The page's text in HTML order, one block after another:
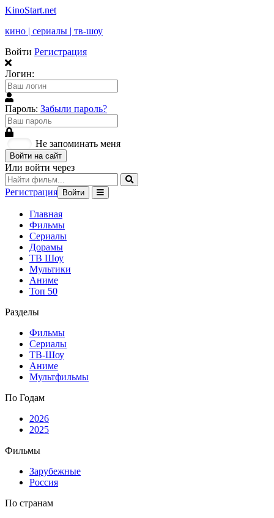
KinoStart.net
кино | сериалы | тв-шоу
Войти Регистрация
Логин:
Пароль: Забыли пароль?
Не запоминать меня
Войти на сайт
Или войти через
Регистрация Войти
Главная
Фильмы
Сериалы
Дорамы
ТВ Шоу
Мультики
Аниме
Топ 50
Разделы
Фильмы
Сериалы
ТВ-Шоу
Аниме
Мультфильмы
По Годам
2026
2025
Фильмы
Зарубежные
Россия
По странам